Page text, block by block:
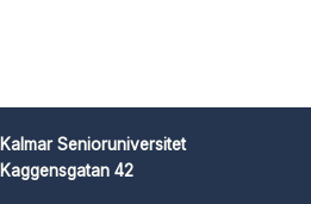
Kalmar Senioruniversitet
Kaggensgatan 42